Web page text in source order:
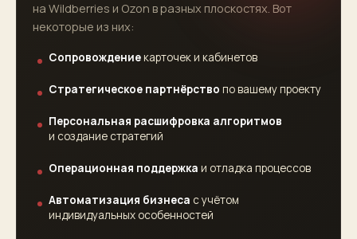
на Wildberries и Ozon в разных плоскостях. Вот
некоторые из них:
Сопровождение карточек и кабинетов
Стратегическое партнёрство по вашему проекту
Персональная расшифровка алгоритмов
и создание стратегий
Операционная поддержка и отладка процессов
Автоматизация бизнеса с учётом
индивидуальных особенностей